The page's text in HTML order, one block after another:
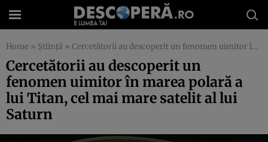
Home » Știință » Cercetătorii au descoperit un fenomen uimitor în marea polară a lui Titan, cel mai mare satelit al lui Saturn
Cercetătorii au descoperit un
fenomen uimitor în marea polară a
lui Titan, cel mai mare satelit al lui
Saturn